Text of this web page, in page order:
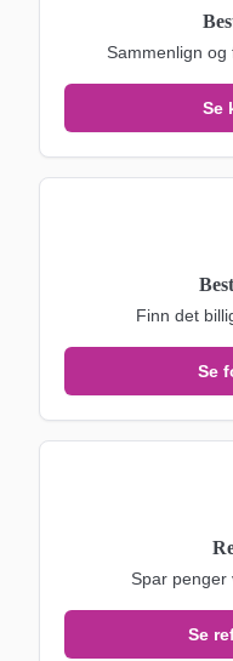
Sammenlign
Se
Finn det
Se
Spar penger
Se